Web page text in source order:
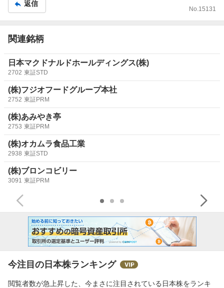
返信
No. 15131
関連銘柄
日本マクドナルドホールディングス(株)
2702 東証STD
(株)フジオフードグループ本社
2752 東証PRM
(株)あみやき亭
2753 東証PRM
(株)オカムラ食品工業
2938 東証STD
(株)ブロンコビリー
3091 東証PRM
今注目の日本株ランキング
閲覧者数が急上昇した、今まさに注目されている日本株をランキ